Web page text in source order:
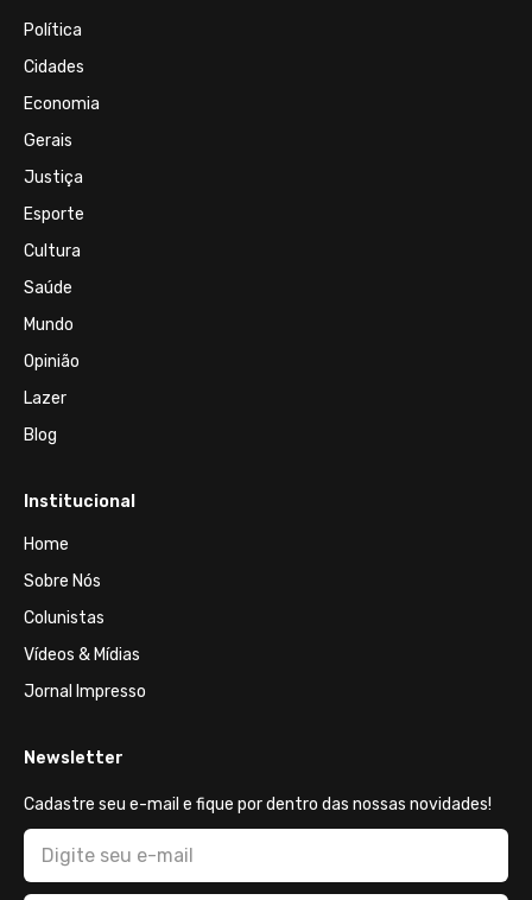
Política
Cidades
Economia
Gerais
Justiça
Esporte
Cultura
Saúde
Mundo
Opinião
Lazer
Blog
Institucional
Home
Sobre Nós
Colunistas
Vídeos & Mídias
Jornal Impresso
Newsletter
Cadastre seu e-mail e fique por dentro das nossas novidades!